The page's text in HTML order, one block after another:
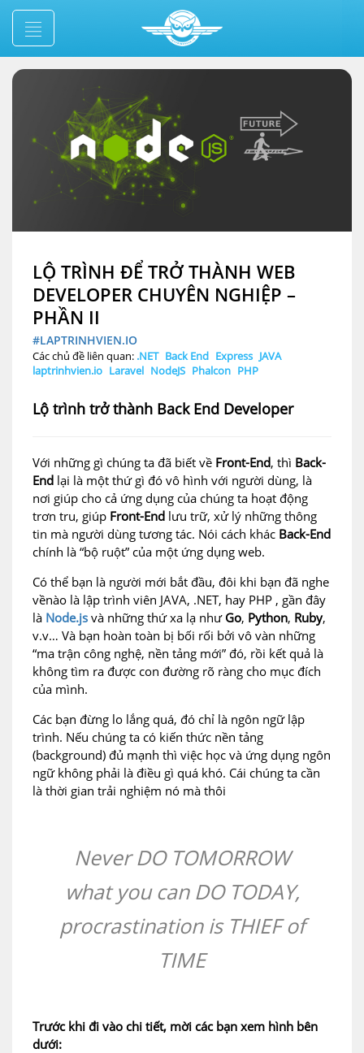
LỘ TRÌNH ĐỂ TRỞ THÀNH WEB
DEVELOPER CHUYÊN NGHIỆP –
PHẦN II
#LAPTRINHVIEN.IO
Các chủ đề liên quan: .NET Back End Express JAVA
laptrinhvien.io Laravel NodeJS Phalcon PHP
Lộ trình trở thành Back End Developer
Với những gì chúng ta đã biết về Front-End, thì Back-
End lại là một thứ gì đó vô hình với người dùng, là
nơi giúp cho cả ứng dụng của chúng ta hoạt động
trơn tru, giúp Front-End lưu trữ, xử lý những thông
tin mà người dùng tương tác. Nói cách khác Back-End
chính là “bộ ruột” của một ứng dụng web.
Có thể bạn là người mới bắt đầu, đôi khi bạn đã nghe
vềnào là lập trình viên JAVA, .NET, hay PHP , gần đây
là Node.js và những thứ xa lạ như Go, Python, Ruby,
v.v… Và bạn hoàn toàn bị bối rối bởi vô vàn những
“ma trận công nghệ, nền tảng mới” đó, rồi kết quả là
không tìm ra được con đường rõ ràng cho mục đích
của mình.
Các bạn đừng lo lắng quá, đó chỉ là ngôn ngữ lập
trình. Nếu chúng ta có kiến thức nền tảng
(background) đủ mạnh thì việc học và ứng dụng ngôn
ngữ không phải là điều gì quá khó. Cái chúng ta cần
là thời gian trải nghiệm nó mà thôi
Never DO TOMORROW
what you can DO TODAY,
procrastination is THIEF of
TIME
Trước khi đi vào chi tiết, mời các bạn xem hình bên
dưới: